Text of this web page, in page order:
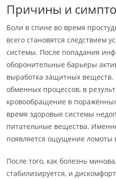
Причины и
Боли в спине во время
всего становятся следствием
системы. После попадания
оборонительные барьеры
выработка защитных
обменных процессов, в
кровообращение в
время здоровые системы
питательные вещества.
появляется ощущение ломоты
После того, как болезнь
стабилизируется, и